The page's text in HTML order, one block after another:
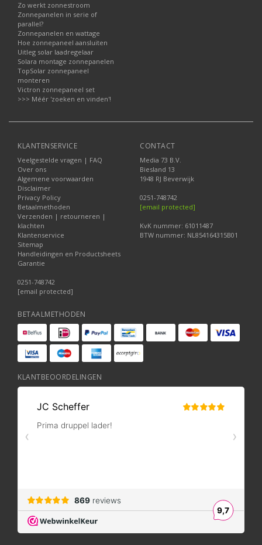
Zo werkt zonnestroom
Zonnepanelen in serie of
parallel?
Zonnepanelen en wattage
Hoe zonnepaneel aansluiten
Uitleg solar laadregelaar
Solara montage zonnepanelen
TopSolar zonnepaneel
monteren
Victron zonnepaneel set
>>> Méér 'zoeken en vinden'!
KLANTENSERVICE
Veelgestelde vragen | FAQ
Over ons
Algemene voorwaarden
Disclaimer
Privacy Policy
Betaalmethoden
Verzenden | retourneren |
klachten
Klantenservice
Sitemap
Handleidingen en Productsheets
Garantie
0251-748742
[email protected]
CONTACT
Media 73 B.V.
Biesland 13
1948 RJ Beverwijk
0251-748742
[email protected]
KvK nummer: 61011487
BTW nummer: NL854164315B01
BETAALMETHODEN
KLANTBEOORDELINGEN